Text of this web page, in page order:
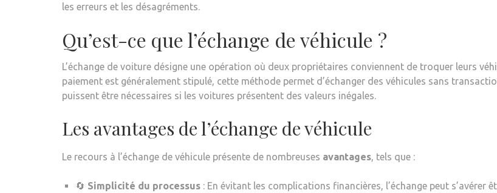
les erreurs et les désagréments.
Qu’est-ce que l’échange de véhicule ?
L’échange de voiture désigne une opération où deux propriétaires conviennent de troquer leurs
paiement est généralement stipulé, cette méthode permet d’échanger des véhicules sans
puissent être nécessaires si les voitures présentent des valeurs inégales.
Les avantages de l’échange de véhicule
Le recours à l’échange de véhicule présente de nombreuses avantages, tels que :
🔄 Simplicité du processus : En évitant les complications financières, l’échange peut s’avérer